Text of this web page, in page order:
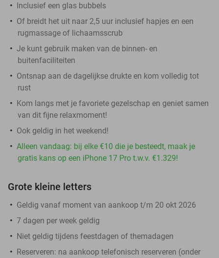
Inclusief een glas bubbels
Of breidt het uit naar 2,5 uur inclusief hapjes en een
rugmassage of lichaamsscrub
Je kunt gebruik maken van de binnen- en
buitenfaciliteiten
Ontsnap aan de dagelijkse drukte en kom volledig tot
rust
Kom langs met je favoriete gezelschap en geniet samen
van dit fijne relaxmoment!
Ook geldig in het weekend!
Alleen vandaag: bij elke €10 die je besteedt, maak je
gratis kans op een iPhone 17 Pro t.w.v. €1.329!
Grote kleine letters
Geldig vanaf moment van aankoop t/m 20 okt 2026
7 dagen per week geldig
Niet geldig tijdens feestdagen of themadagen
Reserveren: na aankoop telefonisch reserveren (onder